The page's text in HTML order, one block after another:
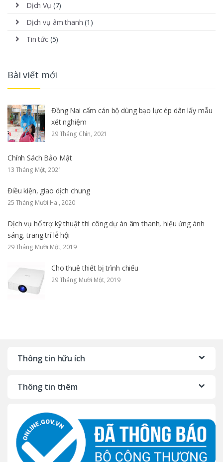
Dịch Vụ (7)
Dịch vụ âm thanh (1)
Tin tức(5)
Bài viết mới
Đồng Nai cấm cán bộ dùng bạo lực ép dân lấy mẫu
xét nghiệm
29 Tháng Chín, 2021
Chính Sách Bảo Mật
13 Tháng Một, 2021
Điều kiện, giao dịch chung
25 Tháng Mười Hai, 2020
Dịch vụ hổ trợ kỹ thuật thi công dự án âm thanh, hiệu ứng ánh
sáng, trang trí lễ hội
29 Tháng Mười Một, 2019
Cho thuê thiết bị trình chiếu
29 Tháng Mười Một, 2019
Thông tin hữu ích
Thông tin thêm